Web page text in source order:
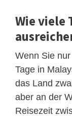
Wie viele
Wenn Sie
Tage in
das Land
aber an der
Reisezeit